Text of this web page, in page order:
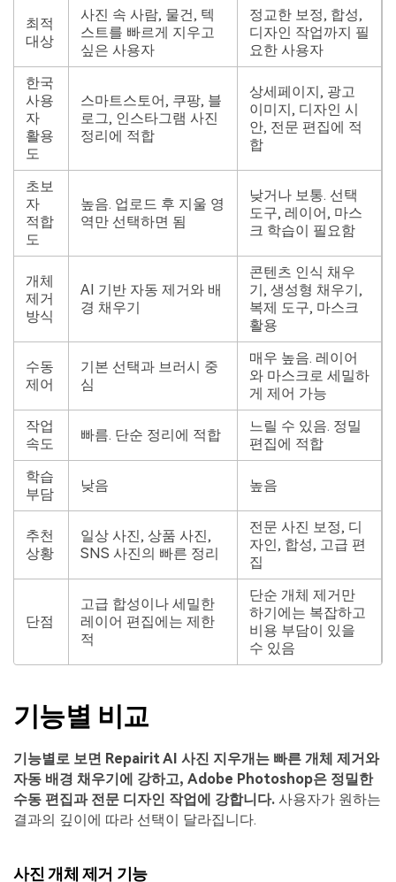
최적
대상
사진 속 사람, 물건, 텍
스트를 빠르게 지우고
싶은 사용자
정교한 보정, 합성,
디자인 작업까지 필
요한 사용자
한국
사용
자
활용
도
스마트스토어, 쿠팡, 블
로그, 인스타그램 사진
정리에 적합
상세페이지, 광고
이미지, 디자인 시
안, 전문 편집에 적
합
초보
자
적합
도
높음. 업로드 후 지울 영
역만 선택하면 됨
낮거나 보통. 선택
도구, 레이어, 마스
크 학습이 필요함
개체
제거
방식
AI 기반 자동 제거와 배
경 채우기
콘텐츠 인식 채우
기, 생성형 채우기,
복제 도구, 마스크
활용
수동
제어
기본 선택과 브러시 중
심
매우 높음. 레이어
와 마스크로 세밀하
게 제어 가능
작업
속도
빠름. 단순 정리에 적합
느릴 수 있음. 정밀
편집에 적합
학습
부담
낮음 높음
추천
상황
일상 사진, 상품 사진,
SNS 사진의 빠른 정리
전문 사진 보정, 디
자인, 합성, 고급 편
집
단점
고급 합성이나 세밀한
레이어 편집에는 제한
적
단순 개체 제거만
하기에는 복잡하고
비용 부담이 있을
수 있음
기능별 비교
기능별로 보면 Repairit AI 사진 지우개는 빠른 개체 제거와
자동 배경 채우기에 강하고, Adobe Photoshop은 정밀한
수동 편집과 전문 디자인 작업에 강합니다. 사용자가 원하는
결과의 깊이에 따라 선택이 달라집니다.
사진 개체 제거 기능